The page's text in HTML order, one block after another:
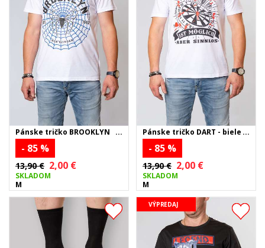
Pánske tričko BROOKLYN
WEB SLINGER - biele
- 85 %
13,90 € 2,00 €
SKLADOM
M
Pánske tričko DART - biele
- 85 %
13,90 € 2,00 €
SKLADOM
M
VÝPREDAJ